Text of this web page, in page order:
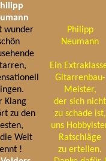
wunder
Klang
zu den
Welt
!
Philipp
Neumann
Ein
Gitarrenbau-
Meister,
der sich nicht
zu schade ist,
uns
Ratschläge
zu erteilen.